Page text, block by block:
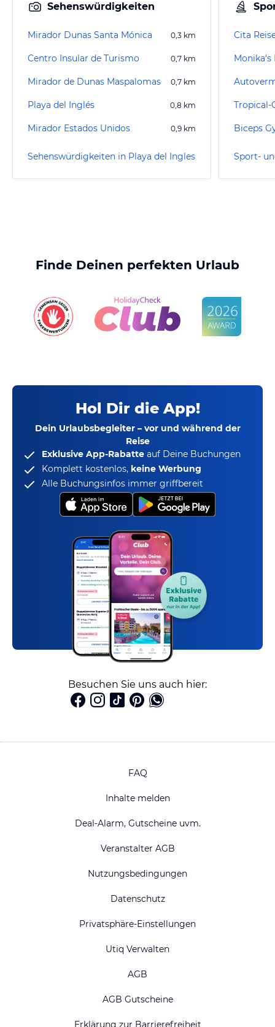
Sehenswürdigkeiten
Mirador Dunas Santa Mónica 0,3 km
Centro Insular de Turismo 0,7 km
Mirador de Dunas Maspalomas 0,7 km
Playa del Inglés 0,8 km
Mirador Estados Unidos 0,9 km
Sehenswürdigkeiten in Playa del Ingles
Cita
Monika's
Tropical-
Biceps
Finde Deinen perfekten Urlaub
Hol Dir die App!
Dein Urlaubsbegleiter – vor und während der
Reise
Exklusive App-Rabatte auf Deine Buchungen
Komplett kostenlos, keine Werbung
Alle Buchungsinfos immer griffbereit
Besuchen Sie uns auch hier:
FAQ
Inhalte melden
Deal-Alarm, Gutscheine uvm.
Veranstalter AGB
Nutzungsbedingungen
Datenschutz
Privatsphäre-Einstellungen
Utiq Verwalten
AGB
AGB Gutscheine
Erklärung zur Barrierefreiheit